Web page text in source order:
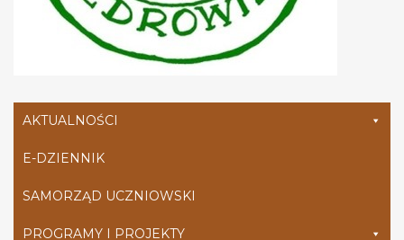
AKTUALNOŚCI
E-DZIENNIK
SAMORZĄD UCZNIOWSKI
PROGRAMY I PROJEKTY